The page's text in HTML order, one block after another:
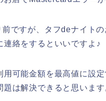
ですが、タフdeナイト
絡をするといいですよ♪
可能金額を最高値に設
は解決できると思います